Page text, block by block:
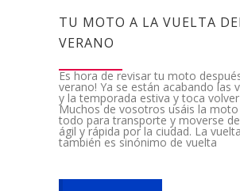
TU MOTO A LA VUELTA
VERANO
Es hora de revisar tu moto
verano! Ya se están acabando las
y la temporada estiva y toca
Muchos de vosotros usáis la
todo para transporte y moverse
ágil y rápida por la ciudad. La
también es sinónimo de vuelta